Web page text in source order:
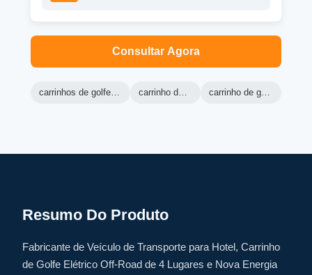
Consultar Agora
carrinhos de golfe de máquina verde carrinho de golfe ranger carrinho de golfe elétrico lsv
Resumo Do Produto
Fabricante de Veículo de Transporte para Hotel, Carrinho
de Golfe Elétrico Off-Road de 4 Lugares e Nova Energia